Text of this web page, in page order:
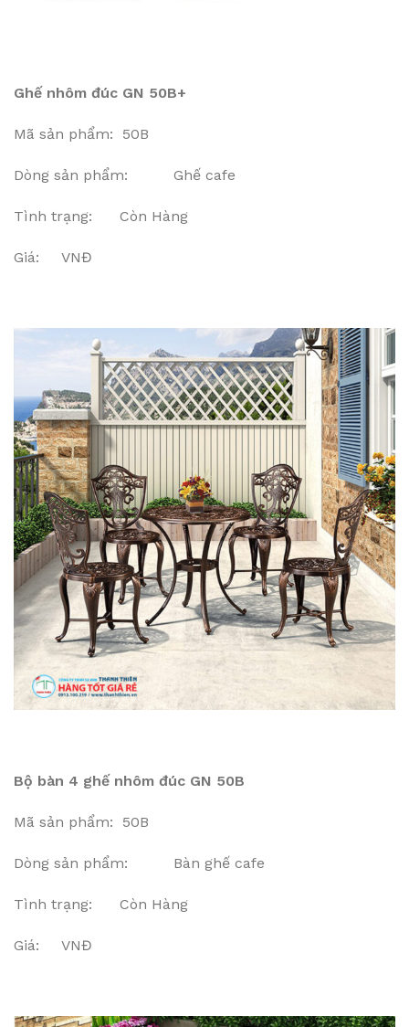
Ghế nhôm đúc GN 50B+
Mã sản phẩm: 50B
Dòng sản phẩm: Ghế cafe
Tình trạng: Còn Hàng
Giá: VNĐ
Bộ bàn 4 ghế nhôm đúc GN 50B
Mã sản phẩm: 50B
Dòng sản phẩm: Bàn ghế cafe
Tình trạng: Còn Hàng
Giá: VNĐ